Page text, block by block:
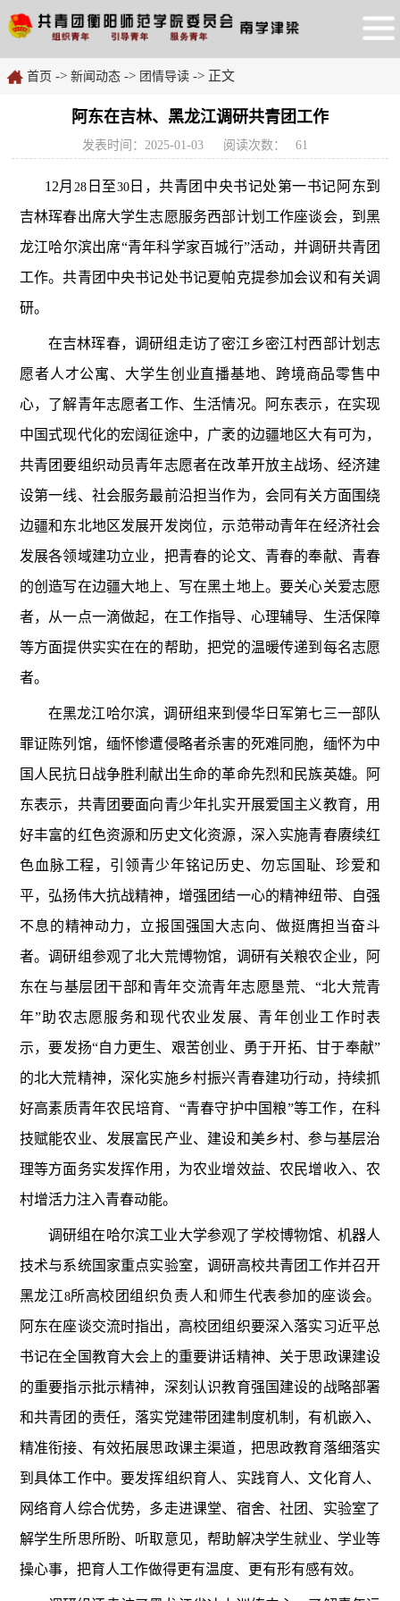
首页 -> 新闻动态 -> 团情导读 -> 正文
阿东在吉林、黑龙江调研共青团工作
发表时间：2025-01-03 阅读次数： 61
12月 28日至30日，共青团中央书记处第一书记阿东到
吉林珲春出席大学生志愿服务西部计划工作座谈会，到黑
龙江哈尔滨出席“青年科学家百城行”活动，并调研共青团
工作。共青团中央书记处书记夏帕克提参加会议和有关调
研。
在吉林珲春，调研组走访了密江乡密江村西部计划志
愿者人才公寓、大学生创业直播基地、跨境商品零售中
心，了解青年志愿者工作、生活情况。阿东表示，在实现
中国式现代化的宏阔征途中，广袤的边疆地区大有可为，
共青团要组织动员青年志愿者在改革开放主战场、经济建
设第一线、社会服务最前沿担当作为，会同有关方面围绕
边疆和东北地区发展开发岗位，示范带动青年在经济社会
发展各领域建功立业，把青春的论文、青春的奉献、青春
的创造写在边疆大地上、写在黑土地上。要关心关爱志愿
者，从一点一滴做起，在工作指导、心理辅导、生活保障
等方面提供实实在在的帮助，把党的温暖传递到每名志愿
者。
在黑龙江哈尔滨，调研组来到侵华日军第七三一部队
罪证陈列馆，缅怀惨遭侵略者杀害的死难同胞，缅怀为中
国人民抗日战争胜利献出生命的革命先烈和民族英雄。阿
东表示，共青团要面向青少年扎实开展爱国主义教育，用
好丰富的红色资源和历史文化资源，深入实施青春赓续红
色血脉工程，引领青少年铭记历史、勿忘国耻、珍爱和
平，弘扬伟大抗战精神，增强团结一心的精神纽带、自强
不息的精神动力，立报国强国大志向、做挺膺担当奋斗
者。调研组参观了北大荒博物馆，调研有关粮农企业，阿
东在与基层团干部和青年交流青年志愿垦荒、“北大荒青
年”助农志愿服务和现代农业发展、青年创业工作时表
示，要发扬“自力更生、艰苦创业、勇于开拓、甘于奉献”
的北大荒精神，深化实施乡村振兴青春建功行动，持续抓
好高素质青年农民培育、“青春守护中国粮”等工作，在科
技赋能农业、发展富民产业、建设和美乡村、参与基层治
理等方面务实发挥作用，为农业增效益、农民增收入、农
村增活力注入青春动能。
调研组在哈尔滨工业大学参观了学校博物馆、机器人
技术与系统国家重点实验室，调研高校共青团工作并召开
黑龙江8所高校团组织负责人和师生代表参加的座谈会。
阿东在座谈交流时指出，高校团组织要深入落实习近平总
书记在全国教育大会上的重要讲话精神、关于思政课建设
的重要指示批示精神，深刻认识教育强国建设的战略部署
和共青团的责任，落实党建带团建制度机制，有机嵌入、
精准衔接、有效拓展思政课主渠道，把思政教育落细落实
到具体工作中。要发挥组织育人、实践育人、文化育人、
网络育人综合优势，多走进课堂、宿舍、社团、实验室了
解学生所思所盼、听取意见，帮助解决学生就业、学业等
操心事，把育人工作做得更有温度、更有形有感有效。